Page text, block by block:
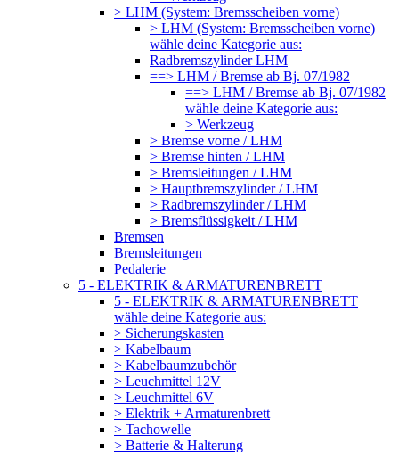
> LHM (System: Bremsscheiben vorne)
> LHM (System: Bremsscheiben vorne)
wähle deine Kategorie aus:
Radbremszylinder LHM
==> LHM / Bremse ab Bj. 07/1982
==> LHM / Bremse ab Bj. 07/1982
wähle deine Kategorie aus:
> Werkzeug
> Bremse vorne / LHM
> Bremse hinten / LHM
> Bremsleitungen / LHM
> Hauptbremszylinder / LHM
> Radbremszylinder / LHM
> Bremsflüssigkeit / LHM
Bremsen
Bremsleitungen
Pedalerie
5 - ELEKTRIK & ARMATURENBRETT
5 - ELEKTRIK & ARMATURENBRETT
wähle deine Kategorie aus:
> Sicherungskasten
> Kabelbaum
> Kabelbaumzubehör
> Leuchmittel 12V
> Leuchmittel 6V
> Elektrik + Armaturenbrett
> Tachowelle
> Batterie & Halterung